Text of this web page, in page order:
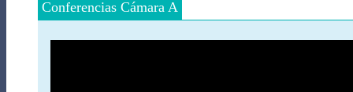
Conferencias Cámara A